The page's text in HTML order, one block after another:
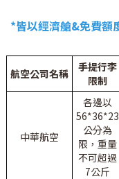
*皆以經濟艙&免費額
航空公司名稱
手提行李
限制
中華航空
各邊以
56*36*23
公分為
限，重量
不可超過
7公斤